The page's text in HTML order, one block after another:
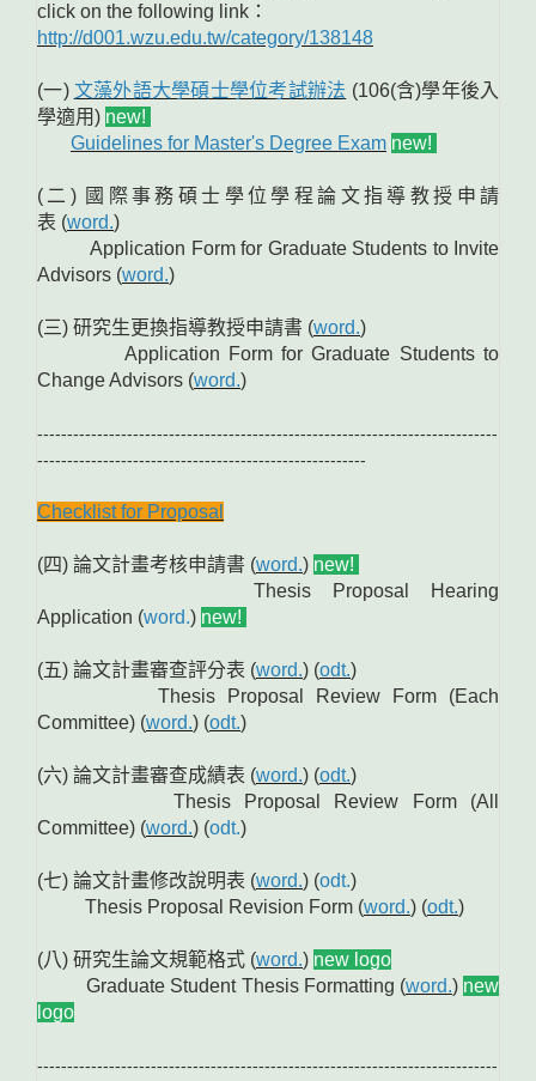
click on the following link：
http://d001.wzu.edu.tw/category/138148
(一) 文藻外語大學碩士學位考試辦法 (106(含)學年後入
學適用) new!
Guidelines for Master's Degree Exam new!
(二) 國際事務碩士學位學程論文指導教授申請
表 (word.)
Application Form for Graduate Students to Invite
Advisors (word.)
(三) 研究生更換指導教授申請書 (word.)
Application Form for Graduate Students to
Change Advisors (word.)
-----------------------------------------------------------------------------
-------------------------------------------------------
Checklist for Proposal
(四) 論文計畫考核申請書 (word.) new!
Thesis Proposal Hearing
Application (word.) new!
(五) 論文計畫審查評分表 (word.) (odt.)
Thesis Proposal Review Form (Each
Committee) (word.) (odt.)
(六) 論文計畫審查成績表 (word.) (odt.)
Thesis Proposal Review Form (All
Committee) (word.) (odt.)
(七) 論文計畫修改說明表 (word.) (odt.)
Thesis Proposal Revision Form (word.) (odt.)
(八) 研究生論文規範格式 (word.) new logo
Graduate Student Thesis Formatting (word.) new
logo
-----------------------------------------------------------------------------